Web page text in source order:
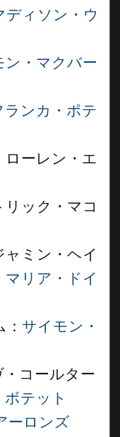
ディソン・ウ
ン・マクバー
ランカ・ポテ
ーレン・エ
ック・マコ
ャミン・ヘイ
マリア・ドイ
サイモン・
コールター
テット
ーロンズ